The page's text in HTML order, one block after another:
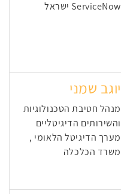
ServiceNow ישראל
יוגב שמני
מנהל חטיבת הטכנולוגיות
והשירותים הדיגיטליים
מערך הדיגיטל הלאומי ,
משרד הכלכלה